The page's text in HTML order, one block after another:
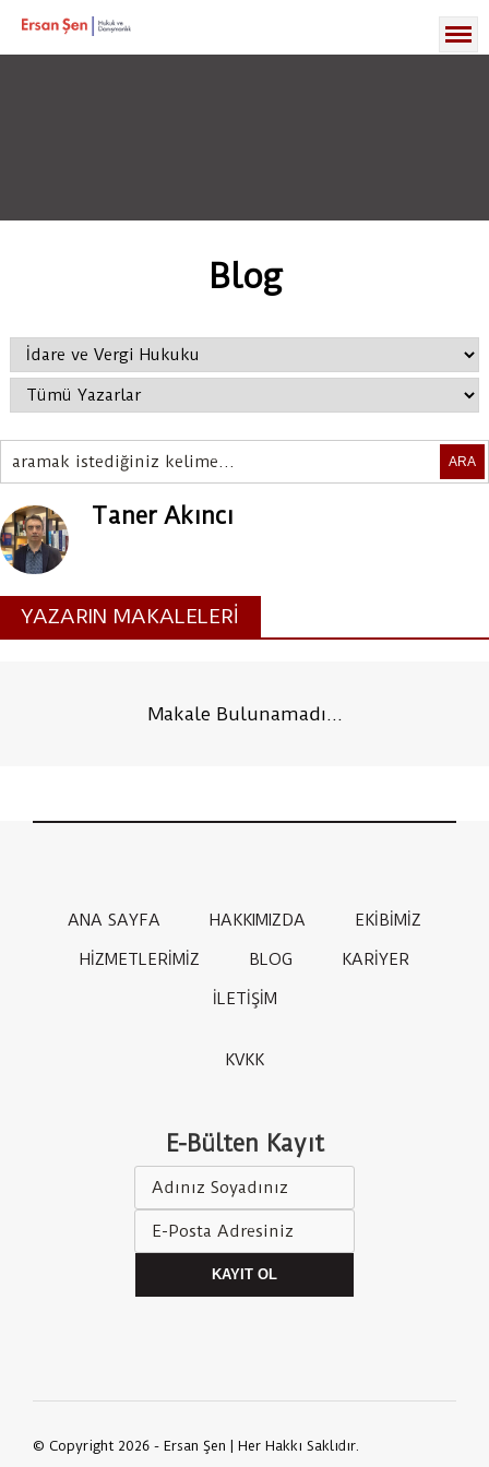
Blog
ARA
Taner Akıncı
YAZARIN MAKALELERİ
Makale Bulunamadı...
ANA SAYFA HAKKIMIZDA
EKİBİMİZ
HİZMETLERİMİZ
BLOG
KARİYER
İLETİŞİM
KVKK
E-Bülten Kayıt
KAYIT OL
© Copyright 2026 - Ersan Şen | Her Hakkı Saklıdır.